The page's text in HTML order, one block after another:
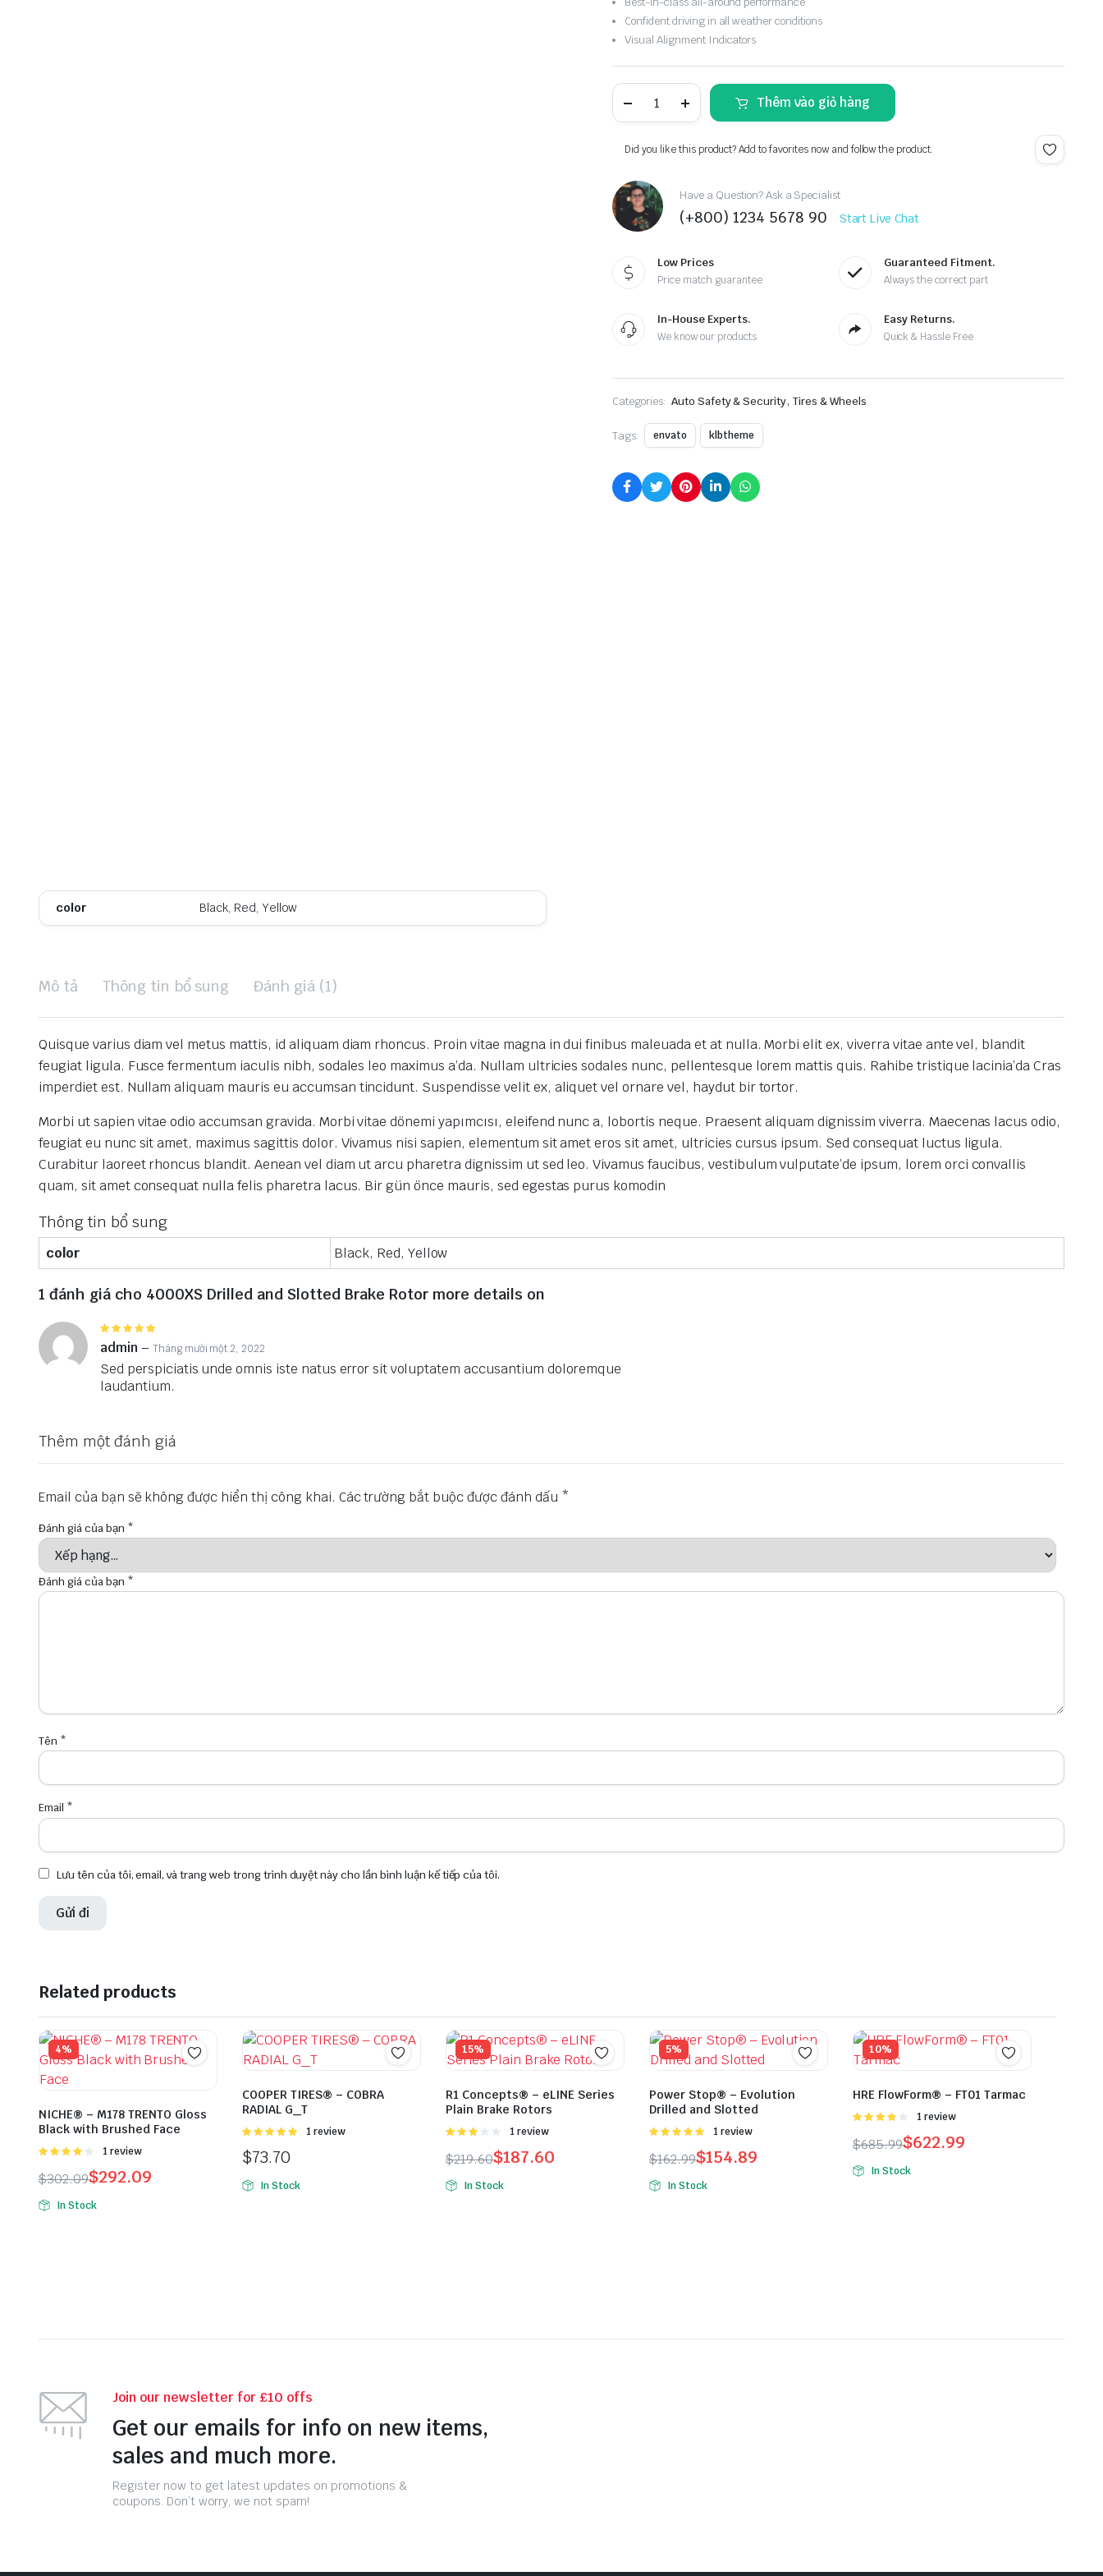
color Black, Red, Yellow
Confident driving in all weather conditions
Visual Alignment Indicators
Thêm vào giỏ hàng
Did you like this product? Add to favorites now and follow the product.
Have a Question? Ask a Specialist
(+800) 1234 5678 90 Start Live Chat
Low Prices
Price match guarantee
Guaranteed Fitment.
Always the correct part
In-House Experts.
We know our products
Easy Returns.
Quick & Hassle Free
Categories: Auto Safety & Security, Tires & Wheels
Tags: envato klbtheme
Mô tả Thông tin bổ sung Đánh giá (1)
Quisque varius diam vel metus mattis, id aliquam diam rhoncus. Proin vitae magna in dui finibus maleuada et at nulla.Morbi elit ex, viverra vitae ante vel, blandit
feugiat ligula. Fusce fermentum iaculis nibh, sodales leo maximus a’da. Nullam ultricies sodales nunc, pellentesque lorem mattis quis. Rahibe tristique lacinia’da Cras
imperdiet est. Nullam aliquam mauris eu accumsan tincidunt. Suspendisse velit ex, aliquet vel ornare vel, haydut bir tortor.
Morbi ut sapien vitae odio accumsan gravida. Morbi vitae dönemi yapımcısı, eleifend nunc a, lobortis neque. Praesent aliquam dignissim viverra. Maecenas lacus odio,
feugiat eu nunc sit amet, maximus sagittis dolor. Vivamus nisi sapien, elementum sit amet eros sit amet, ultricies cursus ipsum. Sed consequat luctus ligula.
Curabitur laoreet rhoncus blandit. Aenean vel diam ut arcu pharetra dignissim ut sed leo.Vivamus faucibus, vestibulum vulputate’de ipsum, lorem orci convallis
quam, sit amet consequat nulla felis pharetra lacus. Bir gün önce mauris, sed egestas purus komodin
Thông tin bổ sung
color Black, Red, Yellow
1 đánh giá cho 4000XS Drilled and Slotted Brake Rotor more details on
xếp hạng
5 sao
admin– Tháng mười một 2, 2022
Sed perspiciatis unde omnis iste natus error sit voluptatem accusantium doloremque
laudantium.
Thêm một đánh giá
Email của bạn sẽ không được hiển thị công khai. Các trường bắt buộc được đánh dấu *
Đánh giá của bạn *
Đánh giá của bạn *
Tên *
Email *
Lưu tên của tôi, email, và trang web trong trình duyệt này cho lần bình luận kế tiếp của tôi.
Related products
4%
NICHE® – M178 TRENTO Gloss
Black with Brushed Face
Được
4.005
1 review
$302.09$292.09
In Stock
COOPER TIRES® – COBRA
RADIAL G_T
Được
5.005 sao
1 review
$73.70
In Stock
15%
R1 Concepts® – eLINE Series
Plain Brake Rotors
Được
hạng
sao
1 review
$219.60$187.60
In Stock
5%
Power Stop® – Evolution
Drilled and Slotted
Được
5.005 sao
1 review
$162.99$154.89
In Stock
10%
HRE FlowForm® – FT01 Tarmac
Được
4.005
1 review
$685.99$622.99
In Stock
Join our newsletter for £10 offs
Get our emails for info on new items,
sales and much more.
Register now to get latest updates on promotions &
coupons. Don’t worry, we not spam!